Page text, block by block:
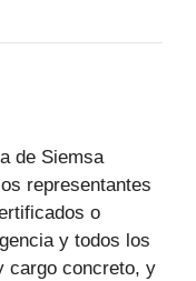
de Siemsa
representantes
o
y todos los
cargo concreto, y